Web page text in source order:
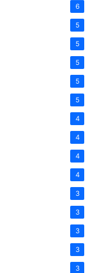
6
5
5
5
5
5
4
4
4
4
3
3
3
3
3